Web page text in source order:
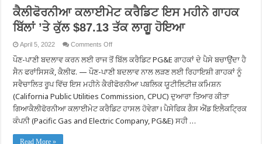
ਵਿਸਤ੍ਰਿਤ
ਪਾਵਰਲਾਈਨ
ਸੁਰੱਖਿਆ
ਸੈਟਿੰਗਾਂ
(Enhanced
Settings)
ਦਾ
ਵਿਸਤਾਰ
ਗਿਆ
ਕੈਲੀਫੋਰਨੀਆ ਕਲਾਈਮੇਟ ਕਰੈਡਿਟ ਇਸ ਮਹੀਨੇ ਗਾਹਕ
ਬਿੱਲਾਂ ’ਤੇ ਕੁੱਲ $87.13 ਤੱਕ ਲਾਗੂ ਹੋਇਆ
April 5, 2022 Comments Offon
ਕਲਾਈਮੇਟ
ਇਸ
ਮਹੀਨੇ
ਗਾਹਕ
ਬਿੱਲਾਂ
’ਤੇ
ਕੁੱਲ
$87.13
ਤੱਕ
ਪੌਣ-ਪਾਣੀ ਬਦਲਾਵ ਕਰਨ ਲਈ ਰਾਜ ਤੋਂ ਬਿੱਲ ਕਰੈਡਿਟ PG&E ਗਾਹਕਾਂ ਦੇ ਪੈਸੇ ਬਚਾਉਂਦਾ ਹੈ
ਸੈਨ ਫਰਾਂਸਿਸਕੋ, ਕੈਲੀਫ. — ਪੌਣ-ਪਾਣੀ ਬਦਲਾਵ ਨਾਲ ਲੜਣ ਲਈ ਰਿਹਾਇਸ਼ੀ ਗਾਹਕਾਂ ਨੂੰ
ਸਵੈਚਾਲਿਤ ਰੂਪ ਵਿੱਚ ਇਸ ਮਹੀਨੇ ਕੈਰੀਫੋਰਨੀਆ ਪਬਲਿਕ ਯੂਟੀਲਿਟੀਜ਼ ਕਮਿਸ਼ਨ
(California Public Utilities Commission, CPUC) ਦੁਆਰਾ ਤਿਆਰ ਕੀਤਾ
ਗਿਆਕੈਲੀਫੋਰਨੀਆ ਕਲਾਈਮੇਟ ਕਰੈਡਿਟ ਹਾਸਲ ਹੋਵੇਗਾ। ਪੈਸੇਫਿਕ ਗੈਸ ਐਂਡ ਇਲੈਕਟ੍ਰਿਕ
ਕੰਪਨੀ (Pacific Gas and Electric Company, PG&E) ਸਹੀ …
Read More »